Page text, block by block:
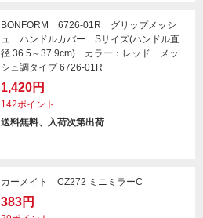
BONFORM 6726-01R グリップメッシ
ュ ハンドルカバー Sサイズ(ハンドル直
径 36.5～37.9cm) カラー：レッド メッ
シュ調タイプ 6726-01R
1,420円
142ポイント
送料無料、入荷次第出荷
カーメイト CZ272 ミニミラーC
383円